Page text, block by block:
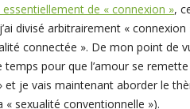
essentiellement de « connexion »,
divisé arbitrairement «
connectée ». De mon point de
pour que l’amour se
je vais maintenant aborder le
sexualité conventionnelle »).